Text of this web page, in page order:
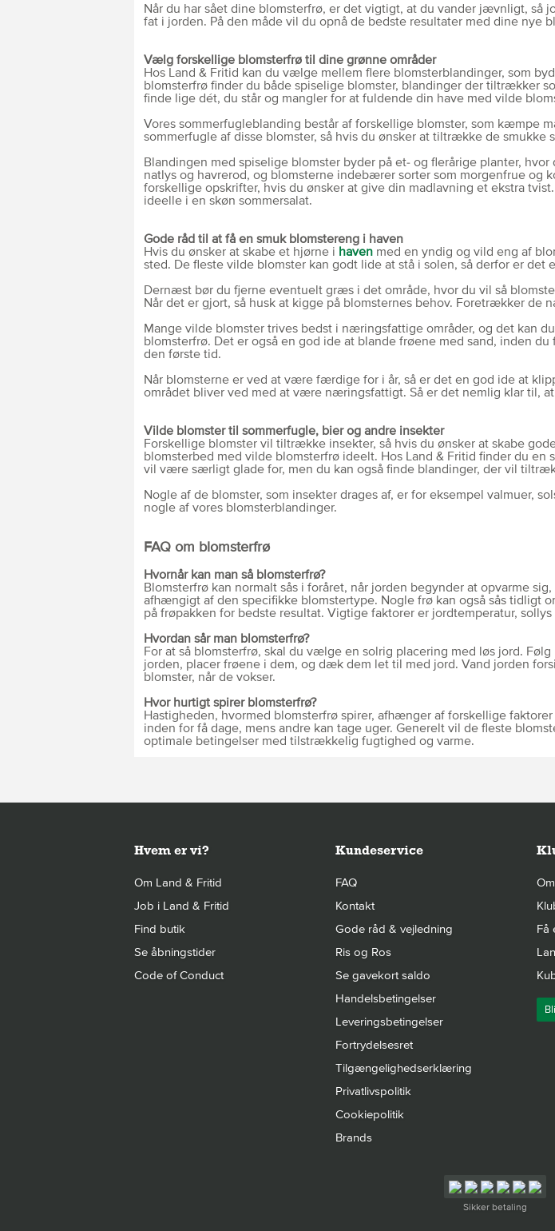
Når du har sået dine blomsterfrø, er det vigtigt, at du vander jævnligt,
fat i jorden. På den måde vil du opnå de bedste resultater med dine nye
Vælg forskellige blomsterfrø til dine grønne områder
Hos Land & Fritid kan du vælge mellem flere blomsterblandinger, som
blomsterfrø finder du både spiselige blomster, blandinger der tiltrækker
finde lige dét, du står og mangler for at fuldende din have med vilde
Vores sommerfugleblanding består af forskellige blomster, som kæmpe
sommerfugle af disse blomster, så hvis du ønsker at tiltrække de
Blandingen med spiselige blomster byder på et- og flerårige planter,
natlys og havrerod, og blomsterne indebærer sorter som morgenfrue og
forskellige opskrifter, hvis du ønsker at give din madlavning et ekstra
ideelle i en skøn sommersalat.
Gode råd til at få en smuk blomstereng i haven
Hvis du ønsker at skabe et hjørne i haven med en yndig og vild eng af
sted. De fleste vilde blomster kan godt lide at stå i solen, så derfor er
Dernæst bør du fjerne eventuelt græs i det område, hvor du vil så
Når det er gjort, så husk at kigge på blomsternes behov. Foretrækker
Mange vilde blomster trives bedst i næringsfattige områder, og det kan
blomsterfrø. Det er også en god ide at blande frøene med sand, inden
den første tid.
Når blomsterne er ved at være færdige for i år, så er det en god ide at
området bliver ved med at være næringsfattigt. Så er det nemlig klar til,
Vilde blomster til sommerfugle, bier og andre insekter
Forskellige blomster vil tiltrække insekter, så hvis du ønsker at skabe
blomsterbed med vilde blomsterfrø ideelt. Hos Land & Fritid finder du
vil være særligt glade for, men du kan også finde blandinger, der vil
Nogle af de blomster, som insekter drages af, er for eksempel valmuer,
nogle af vores blomsterblandinger.
FAQ om blomsterfrø
Hvornår kan man så blomsterfrø?
Blomsterfrø kan normalt sås i foråret, når jorden begynder at opvarme
afhængigt af den specifikke blomstertype. Nogle frø kan også sås tidligt
på frøpakken for bedste resultat. Vigtige faktorer er jordtemperatur,
Hvordan sår man blomsterfrø?
For at så blomsterfrø, skal du vælge en solrig placering med løs jord.
jorden, placer frøene i dem, og dæk dem let til med jord. Vand jorden
blomster, når de vokser.
Hvor hurtigt spirer blomsterfrø?
Hastigheden, hvormed blomsterfrø spirer, afhænger af forskellige
inden for få dage, mens andre kan tage uger. Generelt vil de fleste
optimale betingelser med tilstrækkelig fugtighed og varme.
Hvem er vi?
Om Land & Fritid
Job i Land & Fritid
Find butik
Se åbningstider
Code of Conduct
Kundeservice
FAQ
Kontakt
Gode råd & vejledning
Ris og Ros
Se gavekort saldo
Handelsbetingelser
Leveringsbetingelser
Fortrydelsesret
Tilgængelighedserklæring
Privatlivspolitik
Cookiepolitik
Brands
Få
Sikker betaling